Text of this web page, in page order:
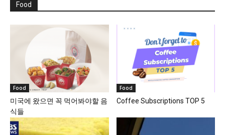
Food
Food
미국에 왔으면 꼭 먹어봐야할 음
식들
Food
Coffee Subscriptions TOP 5